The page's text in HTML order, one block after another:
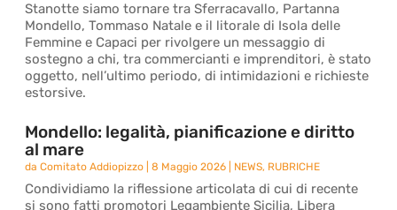
Stanotte siamo tornare tra Sferracavallo, Partanna
Mondello, Tommaso Natale e il litorale di Isola delle
Femmine e Capaci per rivolgere un messaggio di
sostegno a chi, tra commercianti e imprenditori, è stato
oggetto, nell’ultimo periodo, di intimidazioni e richieste
estorsive.
Mondello: legalità, pianificazione e diritto
al mare
daComitato Addiopizzo |8 Maggio 2026 NEWS, RUBRICHE
Condividiamo la riflessione articolata di cui di recente
si sono fatti promotori Legambiente Sicilia, Libera